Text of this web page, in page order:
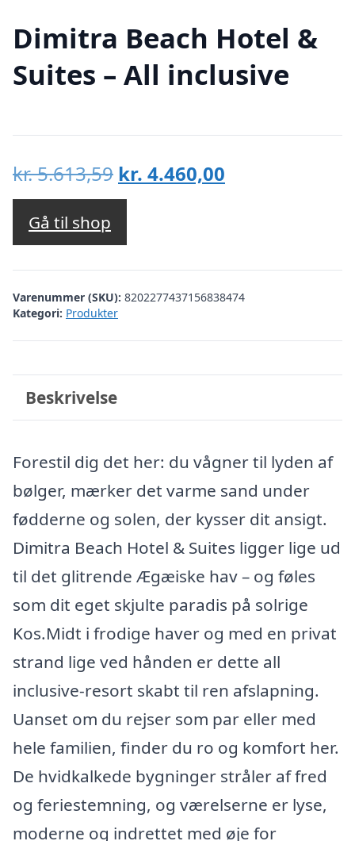
Dimitra Beach Hotel &
Suites – All inclusive
kr.5.613,59 Den
oprindelige
var:
kr. 5.613,59.
kr. 4.460,00
kr. 4.460,00.
Gå til shop
Varenummer (SKU): 8202277437156838474
Kategori: Produkter
Beskrivelse
Forestil dig det her: du vågner til lyden af
bølger, mærker det varme sand under
fødderne og solen, der kysser dit ansigt.
Dimitra Beach Hotel & Suites ligger lige ud
til det glitrende Ægæiske hav – og føles
som dit eget skjulte paradis på solrige
Kos.Midt i frodige haver og med en privat
strand lige ved hånden er dette all
inclusive-resort skabt til ren afslapning.
Uanset om du rejser som par eller med
hele familien, finder du ro og komfort her.
De hvidkalkede bygninger stråler af fred
og feriestemning, og værelserne er lyse,
moderne og indrettet med øje for